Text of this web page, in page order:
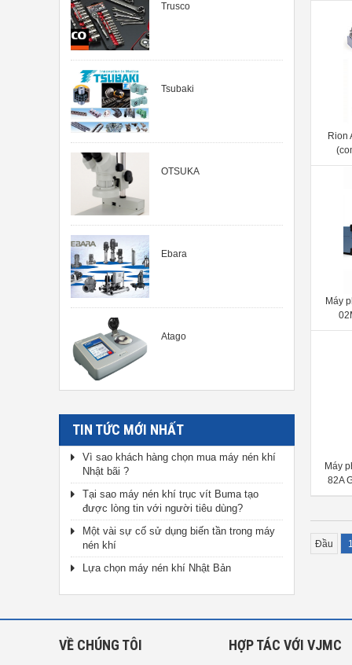
Trusco
Tsubaki
OTSUKA
Ebara
Atago
TIN TỨC MỚI NHẤT
Vì sao khách hàng chọn mua máy nén khí
Nhật bãi ?
Tại sao máy nén khí trục vít Buma tạo
được lòng tin với người tiêu dùng?
Một vài sự cố sử dụng biến tần trong máy
nén khí
Lựa chọn máy nén khí Nhật Bản
Rion
Máy
Máy
82A
Đầu
VỀ CHÚNG TÔI HỢP TÁC VỚI VJMC